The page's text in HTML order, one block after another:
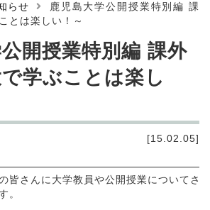
らせ
鹿児島大学公開授業特別編 課
とは楽しい！～
開授業特別編 課外
学ぶことは楽し
[15.02.05]
皆さんに大学教員や公開授業についてさ
。